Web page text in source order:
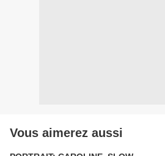
Vous aimerez aussi